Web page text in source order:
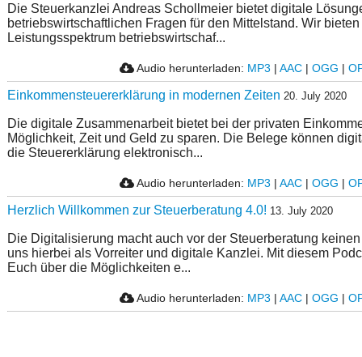
Die Steuerkanzlei Andreas Schollmeier bietet digitale
betriebswirtschaftlichen Fragen für den Mittelstand. Wir
Leistungsspektrum betriebswirtschaf...
Audio herunterladen: MP3 | AAC| OGG |
Einkommensteuererklärung in modernen Zeiten 20. July 2020
Die digitale Zusammenarbeit bietet bei der privaten
Möglichkeit, Zeit und Geld zu sparen. Die Belege können
die Steuererklärung elektronisch...
Audio herunterladen: MP3 | AAC| OGG |
Herzlich Willkommen zur Steuerberatung 4.0! 13. July 2020
Die Digitalisierung macht auch vor der Steuerberatung
uns hierbei als Vorreiter und digitale Kanzlei. Mit diesem
Euch über die Möglichkeiten e...
Audio herunterladen: MP3 | AAC| OGG |